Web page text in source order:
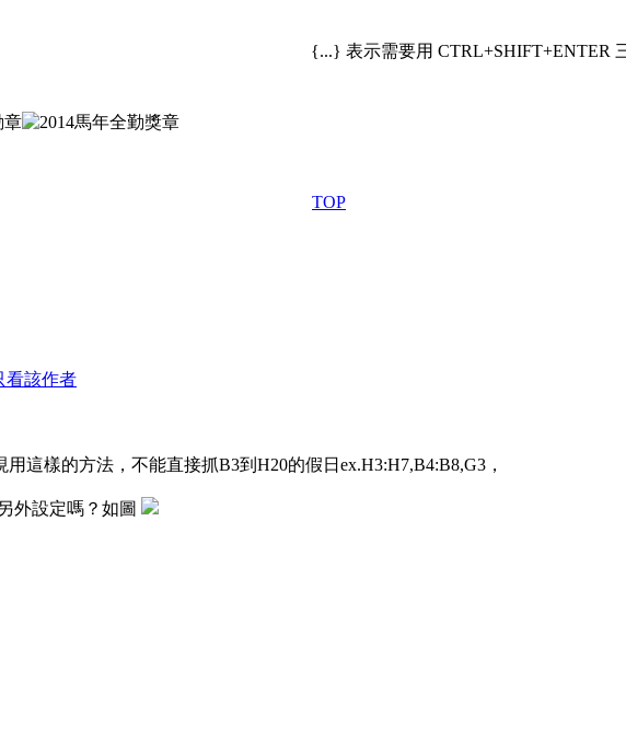
{...} 表示需要用 CTRL+SHIFT+ENTER
TOP
看該作者
這樣的方法，不能直接抓B3到H20的假日ex.H3:H7,B4:B8,G3，
外設定嗎？如圖